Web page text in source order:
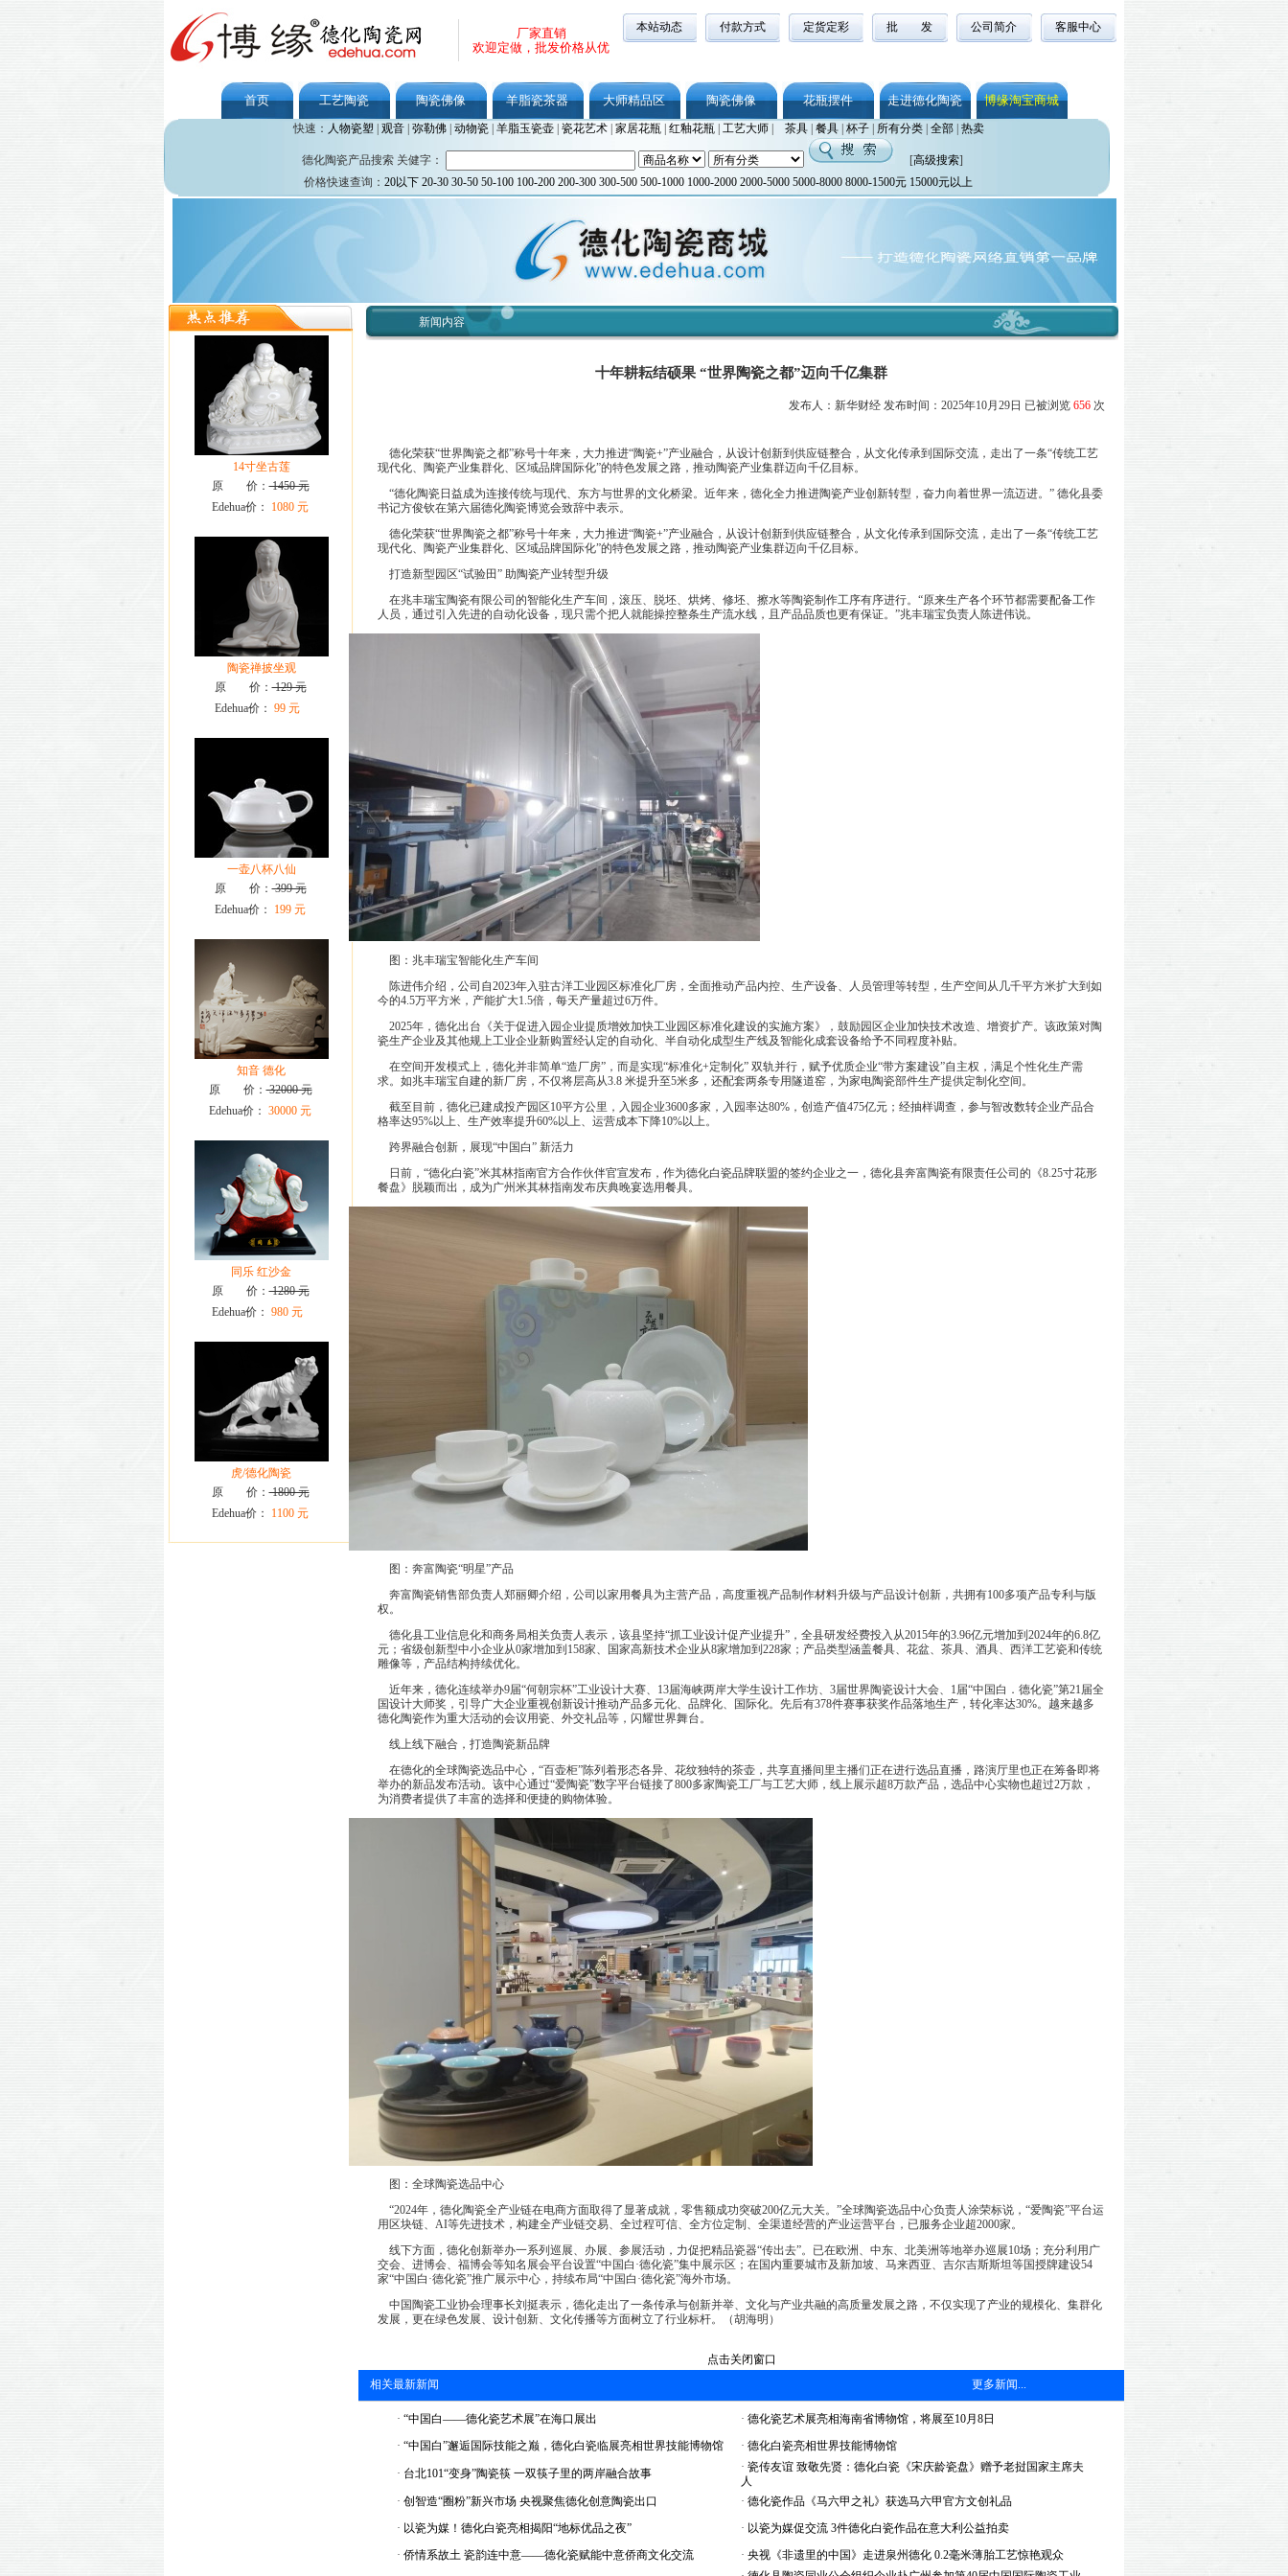
厂家直销
欢迎定做，批发价格从优
本站动态 付款方式 定货定彩 批 发 公司简介 客服中心
首页 工艺陶瓷 陶瓷佛像 羊脂瓷茶器 大师精品区 陶瓷佛像 花瓶摆件 走进德化陶瓷 博缘淘宝商城
快速： 人物瓷塑 观音| 弥勒佛| 动物瓷| 羊脂玉瓷壶| 瓷花艺术| 家居花瓶| 红釉花瓶| 工艺大师| 茶具| 餐具| 杯子| 所有分类| 全部| 热卖
德化陶瓷产品搜索 关健字： [高级搜索]
价格快速查询： 20以下 20-30 30-50 50-100 100-200 200-300 300-500 500-1000 1000-2000 2000-5000 5000-8000 8000-1500元 15000元以上
14寸坐古莲
原 价：1450 元
Edehua价：
1080 元
陶瓷禅披坐观
原 价：129 元
Edehua价： 99 元
一壶八杯八仙
原 价：399 元
Edehua价：
199 元
知音 德化
原 价：32000 元
Edehua价： 30000 元
同乐 红沙金
原 价：1280 元
Edehua价： 980 元
虎/德化陶瓷
原 价：1800 元
Edehua价：
1100 元
新闻内容
十年耕耘结硕果 “世界陶瓷之都”迈向千亿集群
发布人：新华财经 发布时间：2025年10月29日 已被浏览 656 次
德化荣获“世界陶瓷之都”称号十年来，大力推进“陶瓷+”产业融合，从设计创新到供应链整合，从文化传承到国际交流，走出了一条“传统工艺
现代化、陶瓷产业集群化、区域品牌国际化”的特色发展之路，推动陶瓷产业集群迈向千亿目标。
“德化陶瓷日益成为连接传统与现代、东方与世界的文化桥梁。近年来，德化全力推进陶瓷产业创新转型，奋力向着世界一流迈进。” 德化县委
书记方俊钦在第六届德化陶瓷博览会致辞中表示。
德化荣获“世界陶瓷之都”称号十年来，大力推进“陶瓷+”产业融合，从设计创新到供应链整合，从文化传承到国际交流，走出了一条“传统工艺
现代化、陶瓷产业集群化、区域品牌国际化”的特色发展之路，推动陶瓷产业集群迈向千亿目标。
打造新型园区“试验田” 助陶瓷产业转型升级
在兆丰瑞宝陶瓷有限公司的智能化生产车间，滚压、脱坯、烘烤、修坯、擦水等陶瓷制作工序有序进行。“原来生产各个环节都需要配备工作
人员，通过引入先进的自动化设备，现只需个把人就能操控整条生产流水线，且产品品质也更有保证。”兆丰瑞宝负责人陈进伟说。
图：兆丰瑞宝智能化生产车间
陈进伟介绍，公司自2023年入驻古洋工业园区标准化厂房，全面推动产品内控、生产设备、人员管理等转型，生产空间从几千平方米扩大到如
今的4.5万平方米，产能扩大1.5倍，每天产量超过6万件。
2025年，德化出台《关于促进入园企业提质增效加快工业园区标准化建设的实施方案》，鼓励园区企业加快技术改造、增资扩产。该政策对陶
瓷生产企业及其他规上工业企业新购置经认定的自动化、半自动化成型生产线及智能化成套设备给予不同程度补贴。
在空间开发模式上，德化并非简单“造厂房”，而是实现“标准化+定制化” 双轨并行，赋予优质企业“带方案建设”自主权，满足个性化生产需
求。如兆丰瑞宝自建的新厂房，不仅将层高从3.8 米提升至5米多，还配套两条专用隧道窑，为家电陶瓷部件生产提供定制化空间。
截至目前，德化已建成投产园区10平方公里，入园企业3600多家，入园率达80%，创造产值475亿元；经抽样调查，参与智改数转企业产品合
格率达95%以上、生产效率提升60%以上、运营成本下降10%以上。
跨界融合创新，展现“中国白” 新活力
日前，“德化白瓷”米其林指南官方合作伙伴官宣发布，作为德化白瓷品牌联盟的签约企业之一，德化县奔富陶瓷有限责任公司的《8.25寸花形
餐盘》脱颖而出，成为广州米其林指南发布庆典晚宴选用餐具。
图：奔富陶瓷“明星”产品
奔富陶瓷销售部负责人郑丽卿介绍，公司以家用餐具为主营产品，高度重视产品制作材料升级与产品设计创新，共拥有100多项产品专利与版
权。
德化县工业信息化和商务局相关负责人表示，该县坚持“抓工业设计促产业提升”，全县研发经费投入从2015年的3.96亿元增加到2024年的6.8亿
元；省级创新型中小企业从0家增加到158家、国家高新技术企业从8家增加到228家；产品类型涵盖餐具、花盆、茶具、酒具、西洋工艺瓷和传统
雕像等，产品结构持续优化。
近年来，德化连续举办9届“何朝宗杯”工业设计大赛、13届海峡两岸大学生设计工作坊、3届世界陶瓷设计大会、1届“中国白．德化瓷”第21届全
国设计大师奖，引导广大企业重视创新设计推动产品多元化、品牌化、国际化。先后有378件赛事获奖作品落地生产，转化率达30%。越来越多
德化陶瓷作为重大活动的会议用瓷、外交礼品等，闪耀世界舞台。
线上线下融合，打造陶瓷新品牌
在德化的全球陶瓷选品中心，“百壶柜”陈列着形态各异、花纹独特的茶壶，共享直播间里主播们正在进行选品直播，路演厅里也正在筹备即将
举办的新品发布活动。该中心通过“爱陶瓷”数字平台链接了800多家陶瓷工厂与工艺大师，线上展示超8万款产品，选品中心实物也超过2万款，
为消费者提供了丰富的选择和便捷的购物体验。
图：全球陶瓷选品中心
“2024年，德化陶瓷全产业链在电商方面取得了显著成就，零售额成功突破200亿元大关。”全球陶瓷选品中心负责人涂荣标说，“爱陶瓷”平台运
用区块链、AI等先进技术，构建全产业链交易、全过程可信、全方位定制、全渠道经营的产业运营平台，已服务企业超2000家。
线下方面，德化创新举办一系列巡展、办展、参展活动，力促把精品瓷器“传出去”。已在欧洲、中东、北美洲等地举办巡展10场；充分利用广
交会、进博会、福博会等知名展会平台设置“中国白·德化瓷”集中展示区；在国内重要城市及新加坡、马来西亚、吉尔吉斯斯坦等国授牌建设54
家“中国白·德化瓷”推广展示中心，持续布局“中国白·德化瓷”海外市场。
中国陶瓷工业协会理事长刘挺表示，德化走出了一条传承与创新并举、文化与产业共融的高质量发展之路，不仅实现了产业的规模化、集群化
发展，更在绿色发展、设计创新、文化传播等方面树立了行业标杆。（胡海明）
点击关闭窗口
相关最新新闻
更多新闻...
· “中国白——德化瓷艺术展”在海口展出 · 德化瓷艺术展亮相海南省博物馆，将展至10月8日
· “中国白”邂逅国际技能之巅，德化白瓷临展亮相世界技能博物馆 · 德化白瓷亮相世界技能博物馆
· 台北101“变身”陶瓷筷 一双筷子里的两岸融合故事 · 瓷传友谊 致敬先贤：德化白瓷《宋庆龄瓷盘》赠予老挝国家主席夫
人
· 创智造“圈粉”新兴市场 央视聚焦德化创意陶瓷出口 · 德化瓷作品《马六甲之礼》获选马六甲官方文创礼品
· 以瓷为媒！德化白瓷亮相揭阳“地标优品之夜” · 以瓷为媒促交流 3件德化白瓷作品在意大利公益拍卖
· 侨情系故土 瓷韵连中意——德化瓷赋能中意侨商文化交流 · 央视《非遗里的中国》走进泉州德化 0.2毫米薄胎工艺惊艳观众